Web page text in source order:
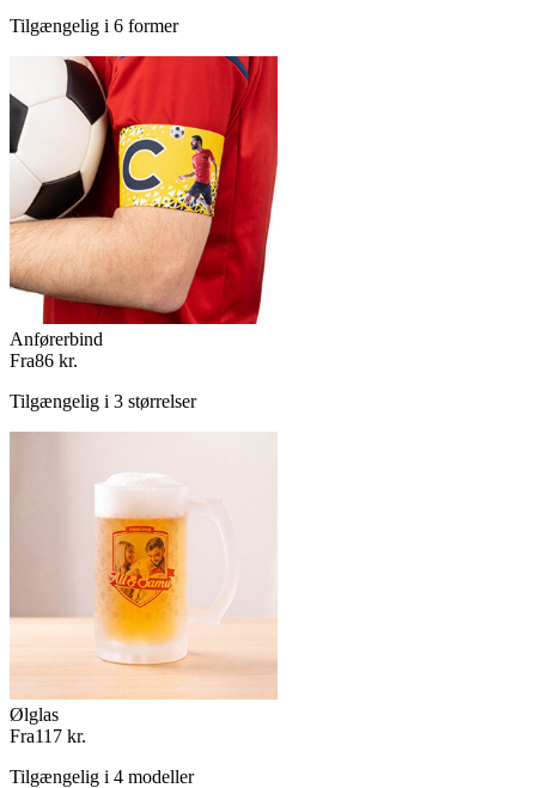
Tilgængelig i 6 former
Anførerbind
Fra86 kr.
Tilgængelig i 3 størrelser
Ølglas
Fra117 kr.
Tilgængelig i 4 modeller